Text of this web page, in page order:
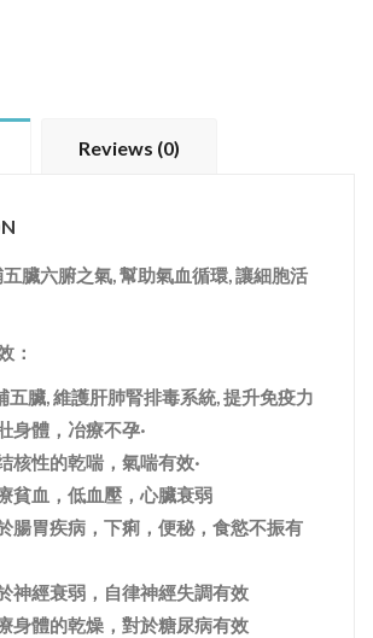
Reviews (0)
五臟六腑之氣,幫助氣血循環,讓細胞活
：
五臟,維護肝肺腎排毒系統,提升免疫力
身體，冶療不孕·
核性的乾喘，氣喘有效·
貧血，低血壓，心臟衰弱
腸胃疾病，下痢，便秘，食慾不振有
神經衰弱，自律神經失調有效
身體的乾燥，對於糖尿病有效